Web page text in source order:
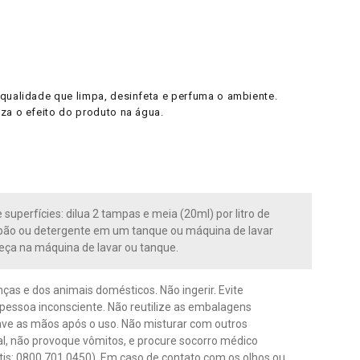
que limpa, desinfeta e perfuma o ambiente.
o efeito do produto na água.
dilua 2 tampas e meia (20ml) por litro de
ou detergente em um tanque ou máquina de lavar
na máquina de lavar ou tanque.
e dos animais domésticos. Não ingerir. Evite
inconsciente. Não reutilize as embalagens
as mãos após o uso. Não misturar com outros
não provoque vômitos, e procure socorro médico
0800 701 0450). Em caso de contato com os olhos ou